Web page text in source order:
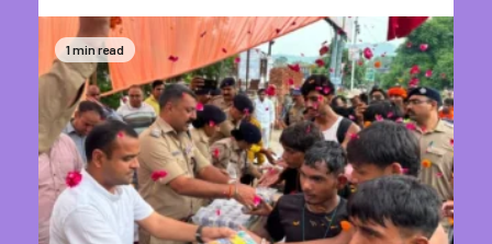
1 min read